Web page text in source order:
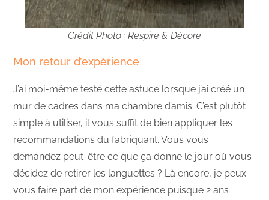
Crédit Photo : Respire & Décore
Mon retour d’expérience
J’ai moi-même testé cette astuce lorsque j’ai créé un
mur de cadres dans ma chambre d’amis. C’est plutôt
simple à utiliser, il vous suffit de bien appliquer les
recommandations du fabriquant. Vous vous
demandez peut-être ce que ça donne le jour où vous
décidez de retirer les languettes ? Là encore, je peux
vous faire part de mon expérience puisque 2 ans